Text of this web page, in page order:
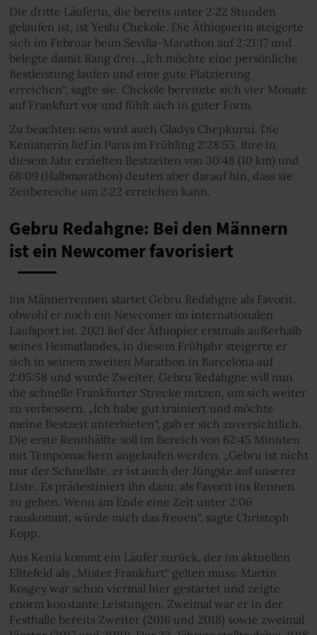
Die dritte Läuferin, die bereits unter 2:22 Stunden
gelaufen ist, ist Yeshi Chekole. Die Äthiopierin steigerte
sich im Februar beim Sevilla-Marathon auf 2:21:17 und
belegte damit Rang drei. „Ich möchte eine persönliche
Bestleistung laufen und eine gute Platzierung
erreichen“, sagte sie. Chekole bereitete sich vier Monate
auf Frankfurt vor und fühlt sich in guter Form.
Zu beachten sein wird auch Gladys Chepkurui. Die
Kenianerin lief in Paris im Frühling 2:28:55. Ihre in
diesem Jahr erzielten Bestzeiten von 30:48 (10 km) und
68:09 (Halbmarathon) deuten aber darauf hin, dass sie
Zeitbereiche um 2:22 erreichen kann.
Gebru Redahgne: Bei den Männern
ist ein Newcomer favorisiert
Ins Männerrennen startet Gebru Redahgne als Favorit,
obwohl er noch ein Newcomer im internationalen
Laufsport ist. 2021 lief der Äthiopier erstmals außerhalb
seines Heimatlandes, in diesem Frühjahr steigerte er
sich in seinem zweiten Marathon in Barcelona auf
2:05:58 und wurde Zweiter. Gebru Redahgne will nun
die schnelle Frankfurter Strecke nutzen, um sich weiter
zu verbessern. „Ich habe gut trainiert und möchte
meine Bestzeit unterbieten“, gab er sich zuversichtlich.
Die erste Rennhälfte soll im Bereich von 62:45 Minuten
mit Tempomachern angelaufen werden. „Gebru ist nicht
nur der Schnellste, er ist auch der Jüngste auf unserer
Liste. Es prädestiniert ihn dazu, als Favorit ins Rennen
zu gehen. Wenn am Ende eine Zeit unter 2:06
rauskommt, würde mich das freuen“, sagte Christoph
Kopp.
Aus Kenia kommt ein Läufer zurück, der im aktuellen
Elitefeld als „Mister Frankfurt“ gelten muss: Martin
Kosgey war schon viermal hier gestartet und zeigte
enorm konstante Leistungen. Zweimal war er in der
Festhalle bereits Zweiter (2016 und 2018) sowie zweimal